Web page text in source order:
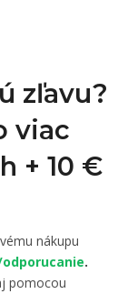
zľavu?
viac
+ 10 €
nákupu
.
pomocou